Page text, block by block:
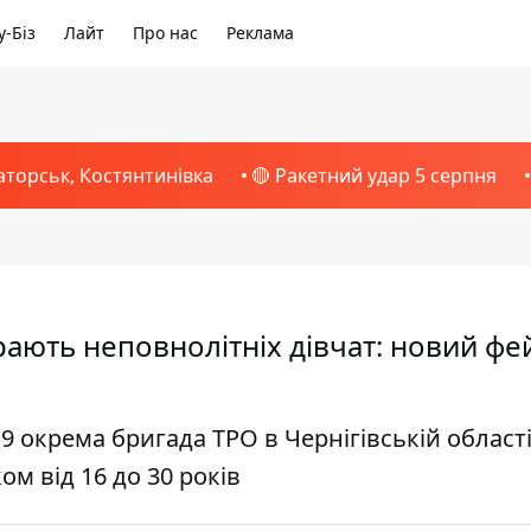
Біз Лайт Про нас Реклама
Костянтинівка 🔴 Ракетний удар 5 серпня
неповнолітніх дівчат: новий
бригада ТРО в Чернігівській області
від 16 до 30 років